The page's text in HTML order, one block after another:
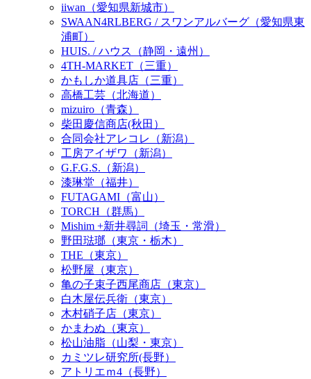
iiwan（愛知県新城市）
SWAAN4RLBERG / スワンアルバーグ（愛知県東
浦町）
HUIS. / ハウス（静岡・遠州）
4TH-MARKET（三重）
かもしか道具店（三重）
高橋工芸（北海道）
mizuiro（青森）
柴田慶信商店(秋田）
合同会社アレコレ（新潟）
工房アイザワ（新潟）
G.F.G.S.（新潟）
漆琳堂（福井）
FUTAGAMI（富山）
TORCH（群馬）
Mishim +新井尋詞（埼玉・常滑）
野田琺瑯（東京・栃木）
THE（東京）
松野屋（東京）
亀の子束子西尾商店（東京）
白木屋伝兵衛（東京）
木村硝子店（東京）
かまわぬ（東京）
松山油脂（山梨・東京）
カミツレ研究所(長野）
アトリエｍ4（長野）